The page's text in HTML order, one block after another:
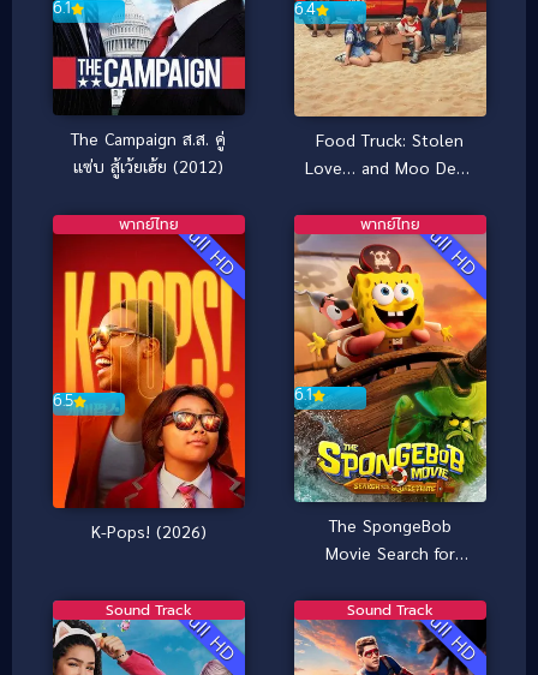
6.1
The Campaign ส.ส. คู่
แซ่บ สู้เว้ยเฮ้ย (2012)
6.4
Food Truck: Stolen
Love… and Moo Deng
(2025)
Full HD
6.5
พากย์ไทย
K-Pops! (2026)
Full HD
6.1
พากย์ไทย
The SpongeBob
Movie Search for
พันจ์บ็อบ มูฟวี่ ภารกิจ
ตามหาสพันจ์บ็อบ
(2025)
Full HD
Sound Track Full HD
Sound Track